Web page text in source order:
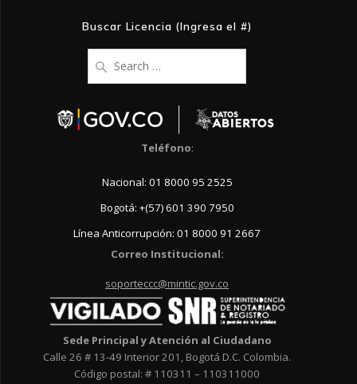
Buscar Licencia (Ingresa el #)
for:
Teléfono:
Nacional: 01 8000 95 2525
Bogotá: +(57) 601 390 7950
Línea Anticorrupción: 01 8000 91 2667
Correo Institucional:
soporteccc@mintic.gov.co
Sede Principal y Atención al Ciudadano
Calle 26 # 13-49 Interior 201, Bogotá D.C. Colombia.
Código postal: # 110311 – 110311000